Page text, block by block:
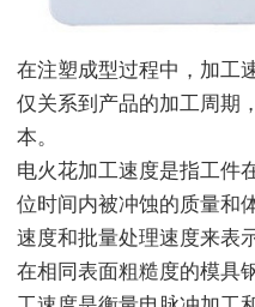
在注塑成型过程中，加工
仅关系到产品的加工周期
本。
电火花加工速度是指工件
位时间内被冲蚀的质量和
速度和批量处理速度来表示
在相同表面粗糙度的模具